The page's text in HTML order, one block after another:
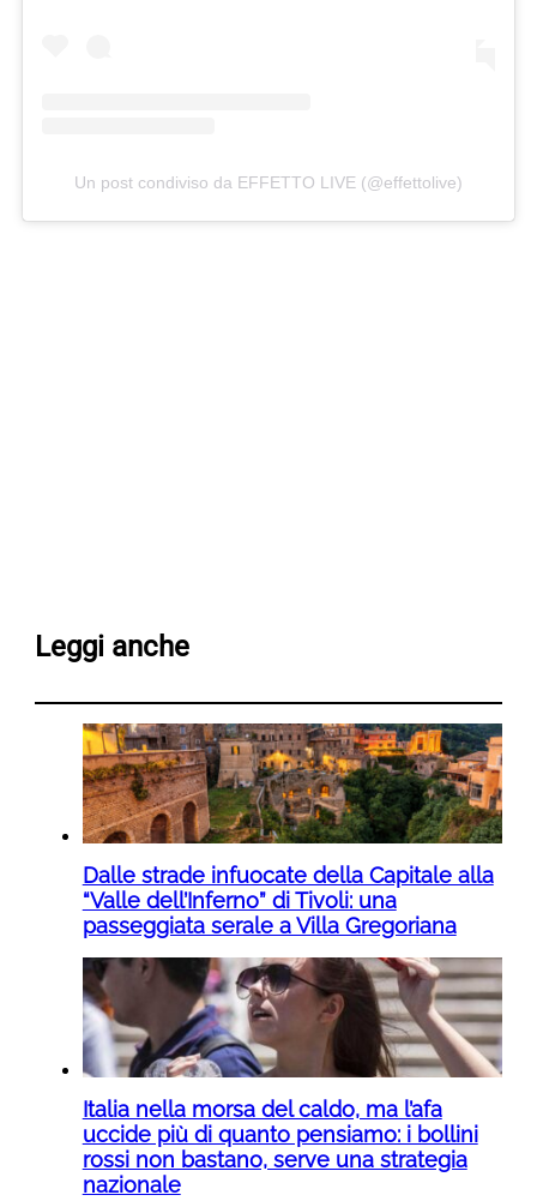
Un post condiviso da EFFETTO LIVE (@effettolive)
Leggi anche
Dalle strade infuocate della Capitale alla
“Valle dell’Inferno” di Tivoli: una
passeggiata serale a Villa Gregoriana
Italia nella morsa del caldo, ma l’afa
uccide più di quanto pensiamo: i bollini
rossi non bastano, serve una strategia
nazionale